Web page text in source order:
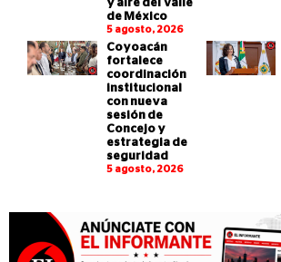
y aire del Valle
de México
5 agosto, 2026
Coyoacán
fortalece
coordinación
institucional
con nueva
sesión de
Concejo y
estrategia de
seguridad
5 agosto, 2026